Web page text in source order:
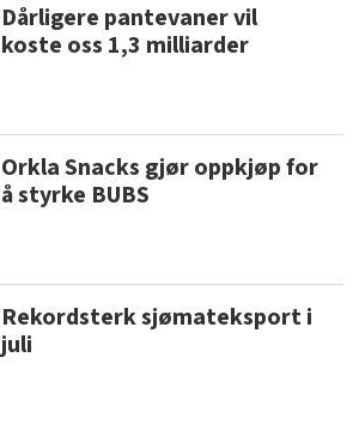
Dårligere pantevaner vil
koste oss 1,3 milliarder
Orkla Snacks gjør oppkjøp for
å styrke BUBS
Rekordsterk sjømateksport i
juli